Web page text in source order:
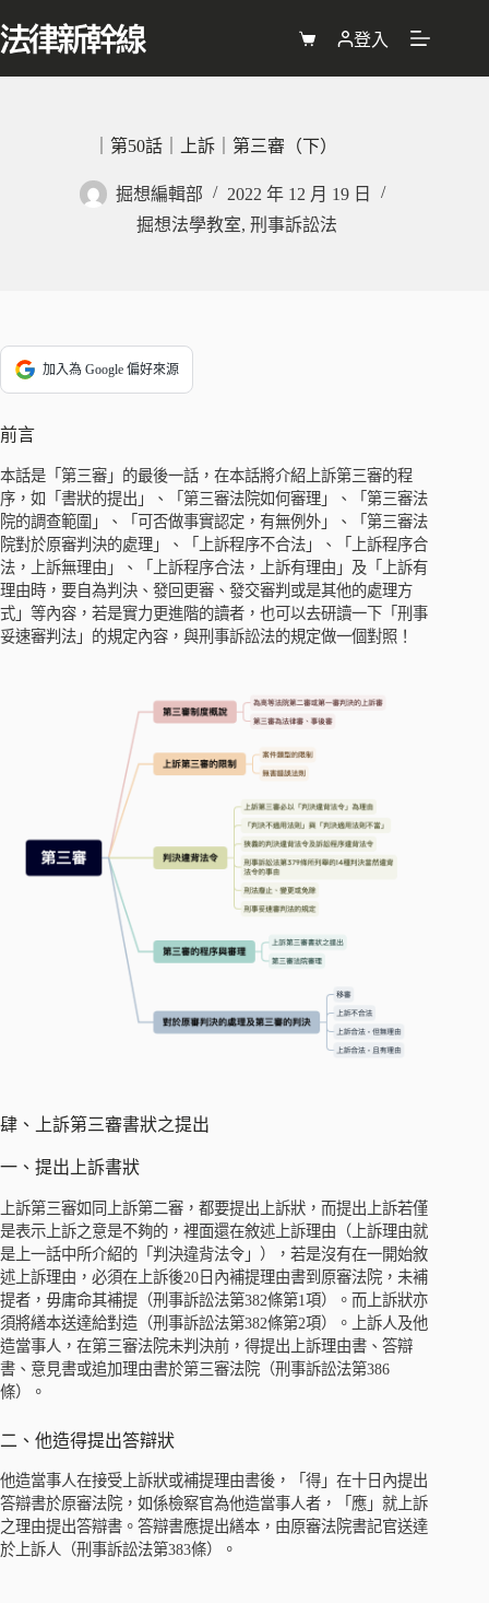
至
購
物
登入
｜第50話｜上訴｜第三審（下）
掘想編輯部
2022 年 12 月 19 日
掘想法學教室,刑事訴訟法
加入為 Google 偏好來源
前言
本話是「第三審」的最後一話，在本話將介紹上訴第三審的程
序，如「書狀的提出」、「第三審法院如何審理」、「第三審法
院的調查範圍」、「可否做事實認定，有無例外」、「第三審法
院對於原審判決的處理」、「上訴程序不合法」、「上訴程序合
法，上訴無理由」、「上訴程序合法，上訴有理由」及「上訴有
理由時，要自為判決、發回更審、發交審判或是其他的處理方
式」等內容，若是實力更進階的讀者，也可以去研讀一下「刑事
妥速審判法」的規定內容，與刑事訴訟法的規定做一個對照！
肆、上訴第三審書狀之提出
一、提出上訴書狀
上訴第三審如同上訴第二審，都要提出上訴狀，而提出上訴若僅
是表示上訴之意是不夠的，裡面還在敘述上訴理由（上訴理由就
是上一話中所介紹的「判決違背法令」），若是沒有在一開始敘
述上訴理由，必須在上訴後20日內補提理由書到原審法院，未補
提者，毋庸命其補提（刑事訴訟法第382條第1項）。而上訴狀亦
須將繕本送達給對造（刑事訴訟法第382條第2項）。上訴人及他
造當事人，在第三審法院未判決前，得提出上訴理由書、答辯
書、意見書或追加理由書於第三審法院（刑事訴訟法第386
條）。
二、他造得提出答辯狀
他造當事人在接受上訴狀或補提理由書後，「得」在十日內提出
答辯書於原審法院，如係檢察官為他造當事人者，「應」就上訴
之理由提出答辯書。答辯書應提出繕本，由原審法院書記官送達
於上訴人（刑事訴訟法第383條）。